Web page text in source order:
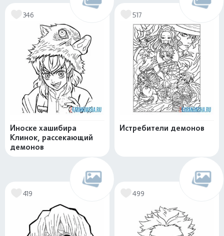
346
Иноске хашибира
Клинок, рассекающий
демонов
517
Истребители демонов
419 499